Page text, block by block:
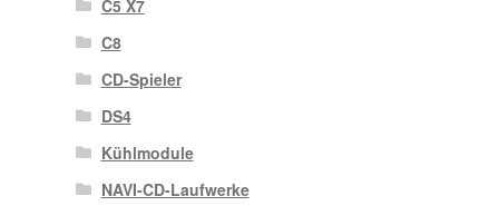
C5 X7
C8
CD-Spieler
DS4
Kühlmodule
NAVI-CD-Laufwerke